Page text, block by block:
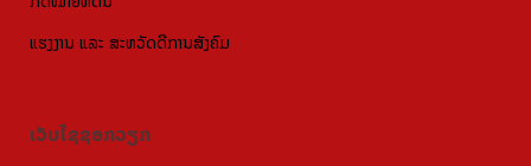
ແຮງງານ ແລະ ສະຫວັດດີການສັງຄົມ
ເວັບໄຊຊອກວຽກ